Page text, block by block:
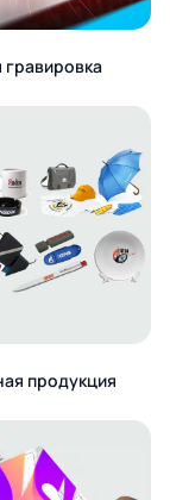
продукция